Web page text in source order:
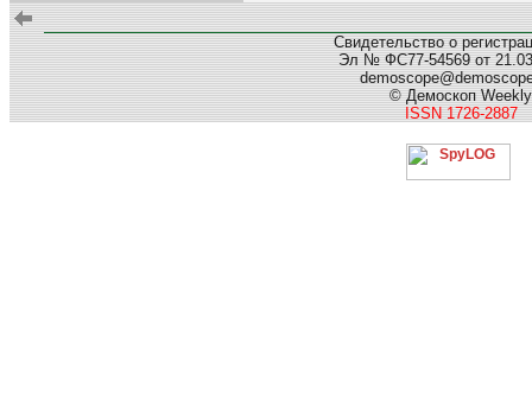
Свидетельство о
Эл № ФС77-54569 от
© Демоскоп Weekly
ISSN 1726-2887